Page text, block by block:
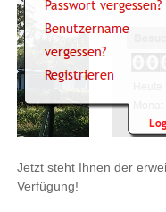
Jetzt steht Ihnen der
Verfügung!